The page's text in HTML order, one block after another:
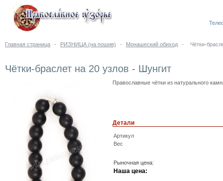
Главная страница - РИЗНИЦА (на пошив) - Монашеский обиход - Чётки-
Чётки-браслет на 20 узлов - Шунгит
Православные чётки из натурального
Детали
Артикул
Вес
Рыночная цена:
Наша цена: